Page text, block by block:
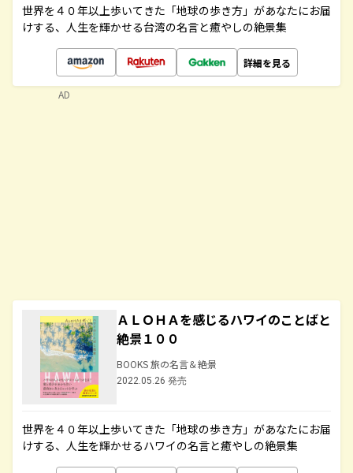
世界を４０年以上歩いてきた「地球の歩き方」があなたにお届
けする、人生を輝かせる台湾の名言と癒やしの絶景集
詳細を見る
ＡＬＯＨＡを感じるハワイのことばと
絶景１００
BOOKS 旅の名言＆絶景
2022.05.26 発売
世界を４０年以上歩いてきた「地球の歩き方」があなたにお届
けする、人生を輝かせるハワイの名言と癒やしの絶景集
AD